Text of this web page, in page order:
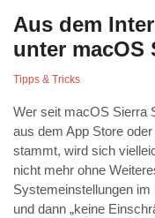
Aus dem
unter macOS
Tipps & Tricks
Wer seit macOS Sierra
aus dem App Store
stammt, wird sich
nicht mehr ohne
Systemeinstellungen
und dann „keine